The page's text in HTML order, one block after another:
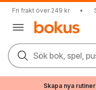
Fri frakt över 249 kr •
Sök bok, spel,
Skapa nya